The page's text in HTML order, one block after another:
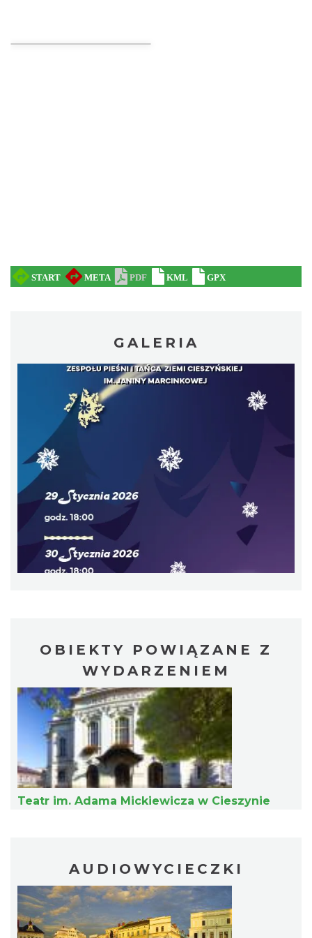
0.21 km
Cieszyn
0.21 km
Cieszyn
0.21 km
GALERIA
OBIEKTY POWIĄZANE Z
WYDARZENIEM
Teatr im. Adama Mickiewicza w Cieszynie
AUDIOWYCIECZKI